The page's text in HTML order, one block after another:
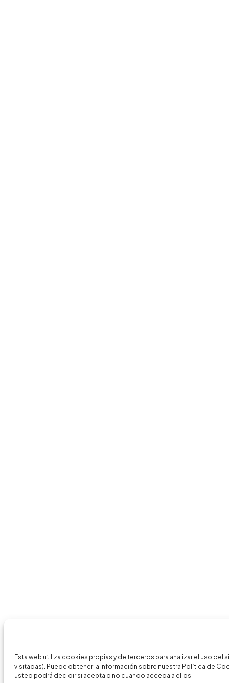
Esta web utiliza cookies propias y de terceros para analizar el uso
visitadas). Puede obtener la información sobre nuestra Política de
usted podrá decidir si acepta o no cuando acceda a ellos.